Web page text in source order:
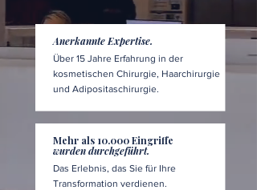
Anerkannte Expertise.
Über 15 Jahre Erfahrung in der
kosmetischen Chirurgie, Haarchirurgie
und Adipositaschirurgie.
Mehr als 10.000 Eingriffe
wurden durchgeführt.
Das Erlebnis, das Sie für Ihre
Transformation verdienen.